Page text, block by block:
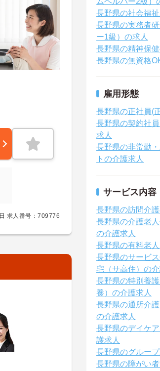
求人番号：709776
長野県の社会福
長野県の実務者
ー1級）の求人
長野県の精神保
長野県の無資格
雇用形態
長野県の正社員(
長野県の契約社
求人
長野県の非常勤
トの介護求人
サービス内容
長野県の訪問介
長野県の介護老
の介護求人
長野県の有料老
長野県のサービ
宅（サ高住）の介
長野県の特別養
養）の介護求人
長野県の通所介
の介護求人
長野県のデイケ
護求人
長野県のグルー
長野県の障がい